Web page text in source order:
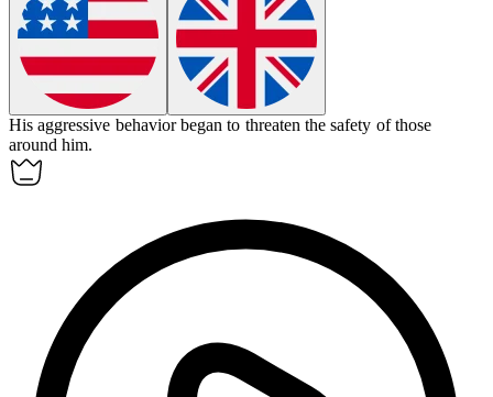
His aggressive behavior began to threaten the safety of those
around him.